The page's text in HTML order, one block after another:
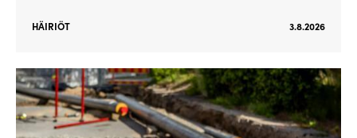
HÄIRIÖT 3.8.2026